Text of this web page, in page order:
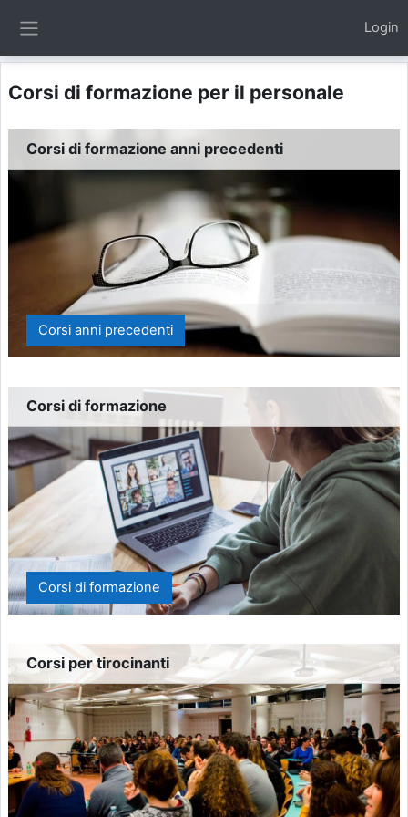
Login
Corsi di formazione per il personale
Corsi di formazione anni precedenti
Corsi anni precedenti
Corsi di formazione
Corsi di formazione
Corsi per tirocinanti